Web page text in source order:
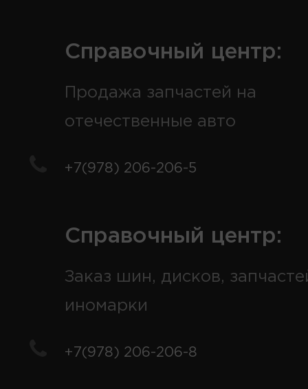
Справочный центр:
Продажа запчастей на
отечественные авто
+7(978) 206-206-5
Справочный центр:
Заказ шин, дисков,
иномарки
+7(978) 206-206-8